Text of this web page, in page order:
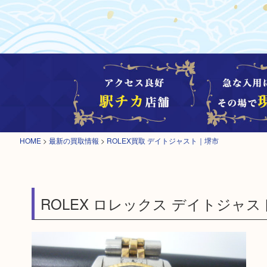
HOME > 最新の買取情報 > ROLEX買取 デイトジャスト｜堺市
ROLEX ロレックス デイトジャス